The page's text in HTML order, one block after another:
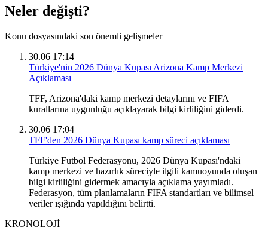
Neler değişti?
Konu dosyasındaki son önemli gelişmeler
30.06 17:14
Türkiye'nin 2026 Dünya Kupası Arizona Kamp Merkezi
Açıklaması
TFF, Arizona'daki kamp merkezi detaylarını ve FIFA
kurallarına uygunluğu açıklayarak bilgi kirliliğini giderdi.
30.06 17:04
TFF'den 2026 Dünya Kupası kamp süreci açıklaması
Türkiye Futbol Federasyonu, 2026 Dünya Kupası'ndaki
kamp merkezi ve hazırlık süreciyle ilgili kamuoyunda oluşan
bilgi kirliliğini gidermek amacıyla açıklama yayımladı.
Federasyon, tüm planlamaların FIFA standartları ve bilimsel
veriler ışığında yapıldığını belirtti.
KRONOLOJİ